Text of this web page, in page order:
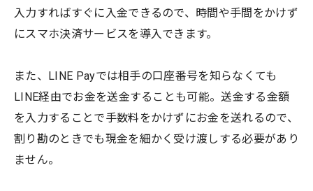
入力すればすぐに入金できるので、時間や手間をかけず
にスマホ決済サービスを導入できます。
また、LINE Payでは相手の口座番号を知らなくても
LINE経由でお金を送金することも可能。送金する金額
を入力することで手数料をかけずにお金を送れるので、
割り勘のときでも現金を細かく受け渡しする必要があり
ません。